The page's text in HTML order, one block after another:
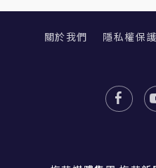
關於我們 隱私權保